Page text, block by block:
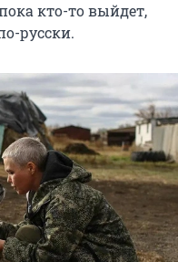
кто-то выйдет,
русски.